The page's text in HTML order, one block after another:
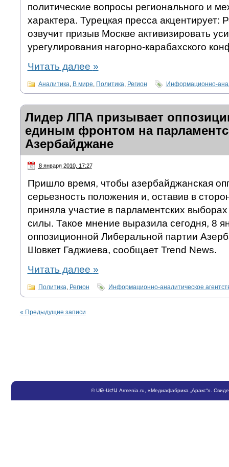
политические вопросы регионального и
характера. Турецкая пресса акцентирует:
озвучит призыв Москве активизировать
урегулирования нагорно-карабахского
Читать далее »
Аналитика, В мире, Политика, Регион Информационно-
Лидер ЛПА призывает
единым фронтом на
Азербайджане
8 января 2010, 17:27
Пришло время, чтобы азербайджанская
серьезность положения и, оставив в
приняла участие в парламентских
силы. Такое мнение выразила сегодня, 8
оппозиционной Либеральной партии
Шовкет Гаджиева, сообщает Trend News.
Читать далее »
Политика, Регион Информационно-аналитическое
« Предыдущие записи
©ՍԹ-ՍԺԱ Armenia.ru , «Медиафабрика „Аракс“».